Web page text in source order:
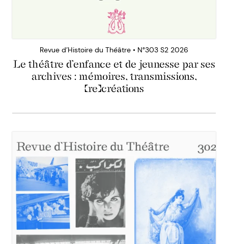
Revue d’Histoire du Théâtre • N°303 S2 2026
Le théâtre d’enfance et de jeunesse par ses
archives : mémoires, transmissions,
(re)créations